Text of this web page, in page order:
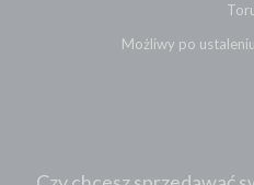
Możliwy po